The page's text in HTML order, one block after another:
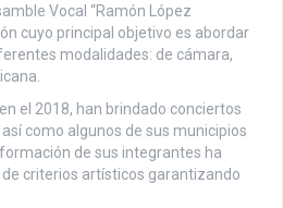
Vocal “Ramón López
cuyo principal objetivo es abordar
modalidades: de cámara,
el 2018, han brindado conciertos
como algunos de sus municipios
de sus integrantes ha
criterios artísticos garantizando